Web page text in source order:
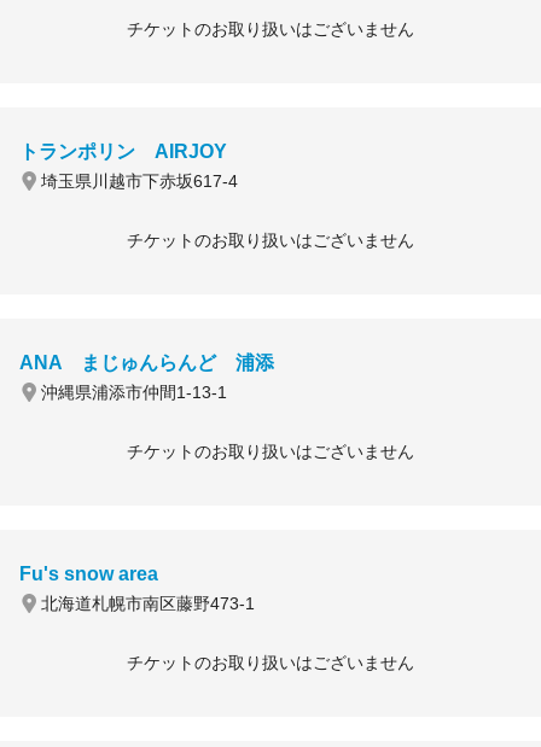
チケットのお取り扱いはございません
トランポリン AIRJOY
埼玉県川越市下赤坂617-4
チケットのお取り扱いはございません
ANA まじゅんらんど 浦添
沖縄県浦添市仲間1-13-1
チケットのお取り扱いはございません
Fu's snow area
北海道札幌市南区藤野473-1
チケットのお取り扱いはございません